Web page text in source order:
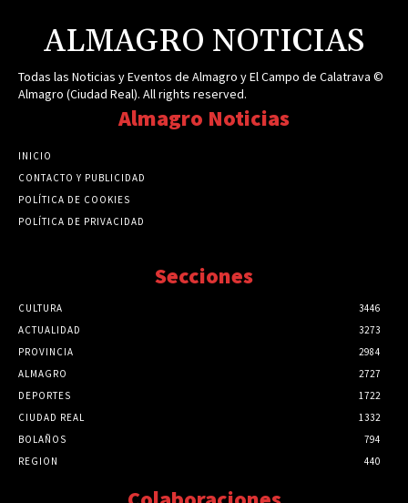
ALMAGRO NOTICIAS
Todas las Noticias y Eventos de Almagro y El Campo de Calatrava ©
Almagro (Ciudad Real). All rights reserved.
Almagro Noticias
INICIO
CONTACTO Y PUBLICIDAD
POLÍTICA DE COOKIES
POLÍTICA DE PRIVACIDAD
Secciones
CULTURA
3446
ACTUALIDAD
3273
PROVINCIA
2984
ALMAGRO
2727
DEPORTES
1722
CIUDAD REAL
1332
BOLAÑOS
794
REGION
440